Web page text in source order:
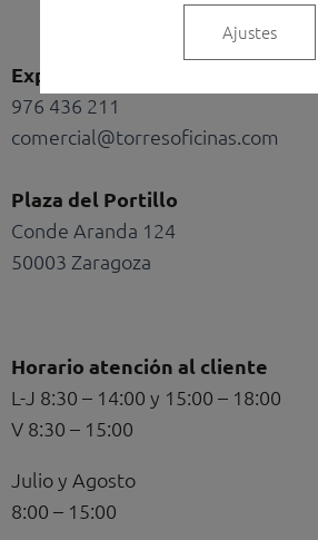
bag
Exposición y oficinas
976 436 211
comercial@torresoficinas.com
Plaza del Portillo
Conde Aranda 124
50003 Zaragoza
Horario atención al cliente
L-J 8:30 – 14:00 y 15:00 – 18:00
V 8:30 – 15:00
Julio y Agosto
8:00 – 15:00
Ajustes